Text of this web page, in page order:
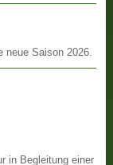
neue Saison 2026.
in Begleitung einer